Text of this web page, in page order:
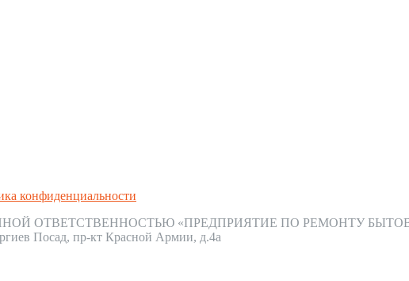
конфиденциальности
ОТВЕТСТВЕННОСТЬЮ «ПРЕДПРИЯТИЕ ПО РЕМОНТУ
Посад, пр-кт Красной Армии, д.4а